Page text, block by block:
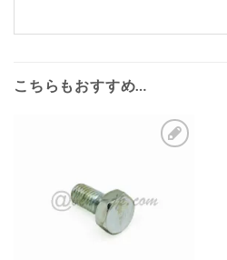
こちらもおすすめ…